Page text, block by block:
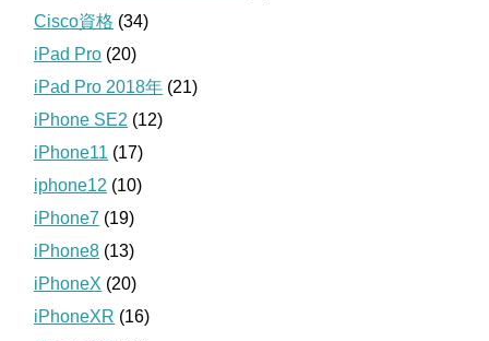
Cisco資格 (34)
iPad Pro (20)
iPad Pro 2018年 (21)
iPhone SE2 (12)
iPhone11 (17)
iphone12 (10)
iPhone7 (19)
iPhone8 (13)
iPhoneX (20)
iPhoneXR (16)